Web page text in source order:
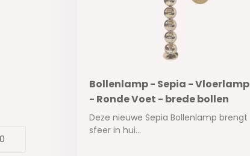
Bollenlamp - Sepia - Vloerlamp
- Ronde Voet - brede bollen
Deze nieuwe Sepia Bollenlamp brengt
sfeer in hui...